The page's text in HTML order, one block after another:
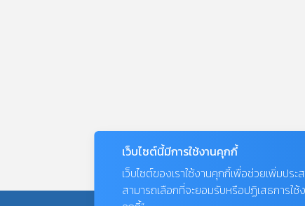
เว็บไซต์นี้มีการใช้งานคุกกี้
เว็บไซต์ของเราใช้งานคุกกี้เพื่อช่วยเพิ่มป
สามารถเลือกที่จะยอมรับหรือปฏิเสธการใ